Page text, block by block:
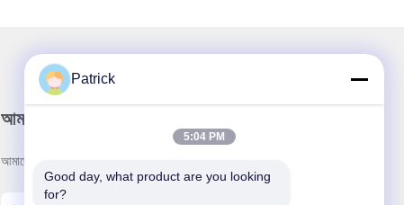
আমাদের নিউজলেটার
আমাদের নিউজলেটারে সাবস্ক্রাইব করুন এবং আরও অনেক কিছু পেতে পারেন।
Patrick
5:04 PM
Good day, what product are you looking
for?